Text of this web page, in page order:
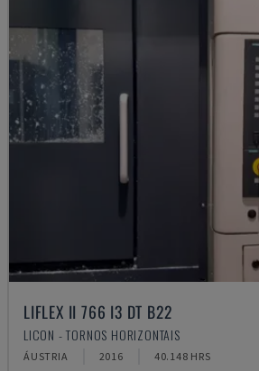
LIFLEX II 766 I3 DT B22
LICON - TORNOS HORIZONTAIS
ÁUSTRIA 2016 40.148 HRS